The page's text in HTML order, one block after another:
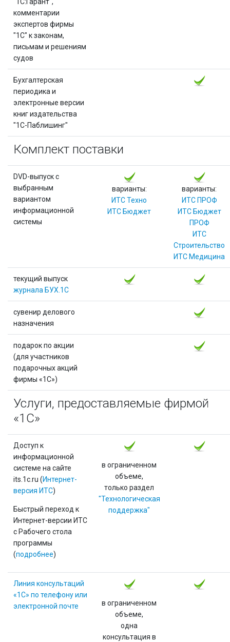
комментарии
экспертов фирмы
"1С" к законам,
письмам и решениям
судов
Бухгалтерская
периодика и
электронные версии
книг издательства
"1С-Паблишинг"
Комплект поставки
DVD-выпуск с
выбранным
вариантом
информационной
системы
варианты:
ИТС Техно
ИТС Бюджет
варианты:
ИТС ПРОФ
ИТС Бюджет
ПРОФ
ИТС
Строительство
ИТС Медицина
текущий выпуск
журнала БУХ.1С
сувенир делового
назначения
подарок по акции
(для участников
подарочных акций
фирмы «1С»)
Услуги, предоставляемые фирмой
«1С»
Доступ к
информационной
системе на сайте
its.1c.ru (Интернет-
версия ИТС)
Быстрый переход к
Интернет-версии ИТС
с Рабочего стола
программы
(подробнее)
в ограниченном
объеме,
только раздел
"Технологическая
поддержка"
Линия консультаций
«1С» по телефону или
электронной почте
в ограниченном
объеме,
одна
консультация в